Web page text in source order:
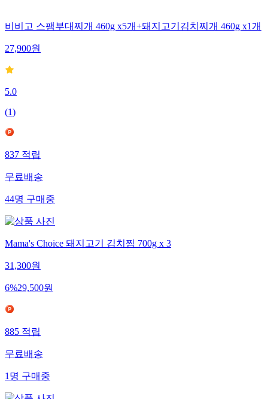
비비고 스팸부대찌개 460g x5개+돼지고기김치찌개 460g x1개
27,900원
5.0
(1)
837적립
무료배송
44명구매중
Mama's Choice 돼지고기 김치찜 700g x 3
31,300원
6%29,500원
885적립
무료배송
1명구매중